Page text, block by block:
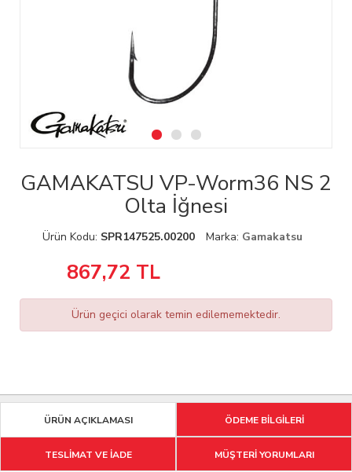
GAMAKATSU VP-Worm36 NS 2
Olta İğnesi
Ürün Kodu: SPR147525.00200 Marka: Gamakatsu
867,72 TL
Ürün geçici olarak temin edilememektedir.
ÜRÜN AÇIKLAMASI ÖDEME BİLGİLERİ
TESLİMAT VE İADE MÜŞTERİ YORUMLARI